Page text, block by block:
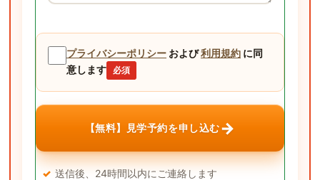
プライバシーポリシー および利用規約 に同
意します
必須
【無料】見学予約を申し込む→
送信後、24時間以内にご連絡します